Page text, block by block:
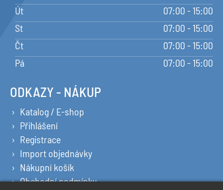
Út
07:00 - 15:00
St
07:00 - 15:00
Čt
07:00 - 15:00
Pá
07:00 - 15:00
ODKAZY - NÁKUP
Katalog / E-shop
Přihlášení
Registrace
Import objednávky
Nákupní košík
Obchodní podmínky